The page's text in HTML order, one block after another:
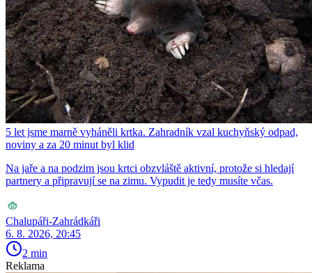
5 let jsme marně vyháněli krtka. Zahradník vzal kuchyňský odpad,
noviny a za 20 minut byl klid
Na jaře a na podzim jsou krtci obzvláště aktivní, protože si hledají
partnery a připravují se na zimu. Vypudit je tedy musíte včas.
Chalupáři-Zahrádkáři
6. 8. 2026, 20:45
2 min
Reklama